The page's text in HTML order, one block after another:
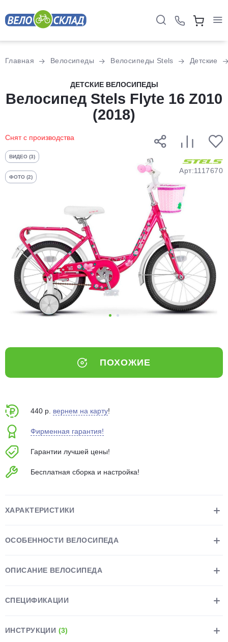
Главная Велосипеды Велосипеды Stels Детские
ДЕТСКИЕ ВЕЛОСИПЕДЫ
Велосипед Stels Flyte 16 Z010
(2018)
Снят с производства
ВИДЕО (3)
ФОТО (2)
Арт:1117670
ПОХОЖИЕ
440 р. вернем на карту!
Фирменная гарантия!
Гарантии лучшей цены!
Бесплатная сборка и настройка!
ХАРАКТЕРИСТИКИ
ОСОБЕННОСТИ ВЕЛОСИПЕДА
ОПИСАНИЕ ВЕЛОСИПЕДА
СПЕЦИФИКАЦИИ
ИНСТРУКЦИИ (3)
Разбейте
оплатуна части
без переплат
График платежей
Добавляйте товары
в корзину
Оплачивайте сегодня только
25 % картой любого банка
выбранный способом
Оставшиеся75% будут
Подробнее
plait.ru